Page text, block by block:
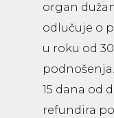
organ
odlučuje o
u roku od
15 dana od
refundira